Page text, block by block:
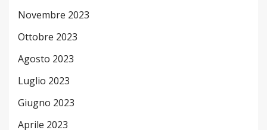
Novembre 2023
Ottobre 2023
Agosto 2023
Luglio 2023
Giugno 2023
Aprile 2023